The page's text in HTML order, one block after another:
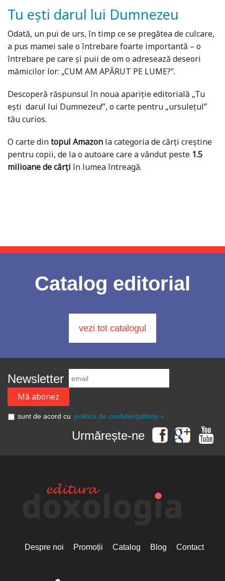
Tu ești darul lui Dumnezeu
Odată, un pui de urs, în timp ce se pregătea de culcare,
a pus mamei sale o întrebare foarte importantă – o
întrebare pe care și puii de om o adresează deseori
mămicilor lor: „CUM AM APĂRUT PE LUME?”.
Descoperă răspunsul în noua apariție editorială „Tu
ești darul lui Dumnezeu!”, o carte pentru „ursulețul”
tău curios.
O carte dintopul Amazon la categoria de cărți creștine
pentru copii, de la o autoare care a vândut peste 1.5
milioane de cărți în lumea întreagă.
Catalog editorial
vezi tot catalogul
Newsletter
sunt de acord cu politica de confidențialitate »
Urmărește-ne
Despre noi Promoții Catalog Blog Contact